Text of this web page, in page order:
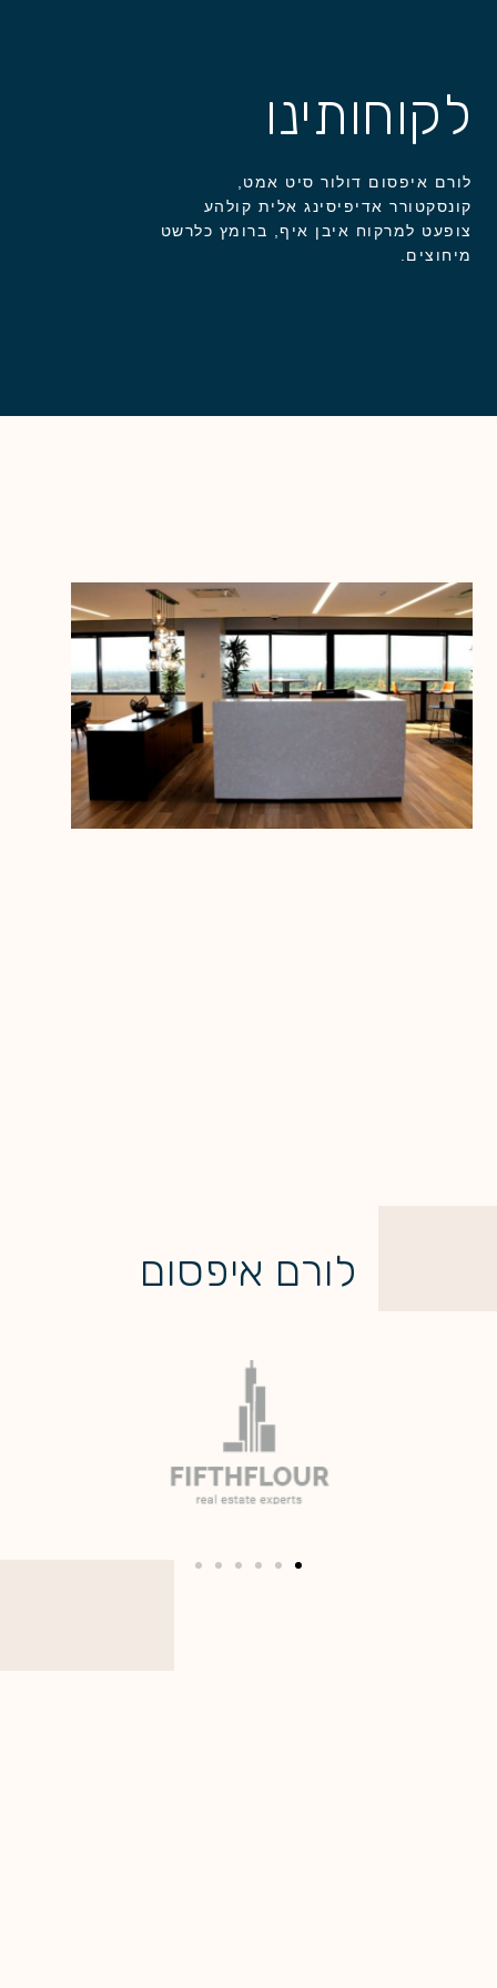
לקוחותינו
לורם איפסום דולור סיט אמט,
קונסקטורר אדיפיסינג אלית קולהע
צופעט למרקוח איבן איף, ברומץ כלרשט
מיחוצים.​
לורם איפסום